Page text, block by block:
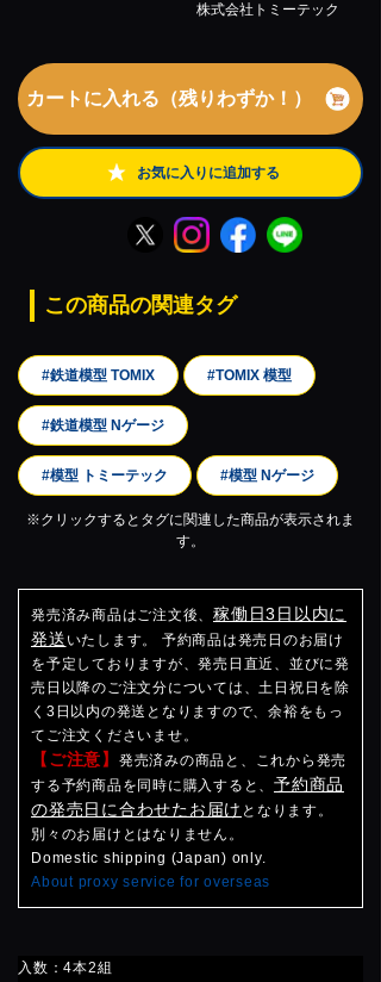
株式会社トミーテック
カートに入れる（残りわずか！）
お気に入りに追加する
この商品の関連タグ
#鉄道模型 TOMIX #TOMIX 模型
#鉄道模型 Nゲージ
#模型 トミーテック #模型 Nゲージ
※クリックするとタグに関連した商品が表示されま
す。
発売済み商品はご注文後、 稼働日3日以内に
発送 いたします。 予約商品は発売日のお届け
を予定しておりますが、発売日直近、並びに発
売日以降のご注文分については、土日祝日を除
く3日以内の発送となりますので、余裕をもっ
てご注文くださいませ。
【ご注意】 発売済みの商品と、これから発売
する予約商品を同時に購入すると、 予約商品
の発売日に合わせたお届け となります。
別々のお届けとはなりません。
Domestic shipping (Japan) only.
About proxy service for overseas
入数：4本2組